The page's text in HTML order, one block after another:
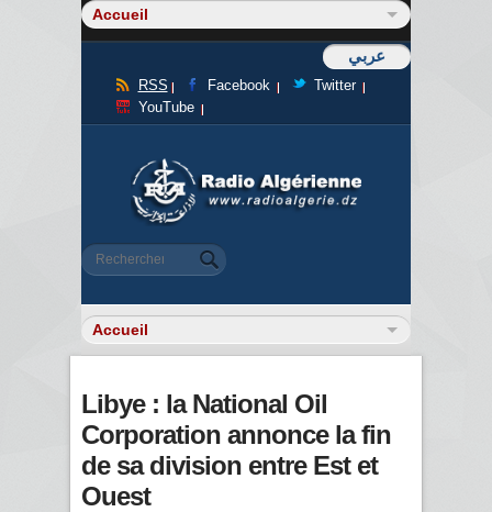
عربي
RSS Facebook
Twitter
YouTube
Formulaire de recherche
Rechercher
Libye : la National Oil
Corporation annonce la fin
de sa division entre Est et
Ouest